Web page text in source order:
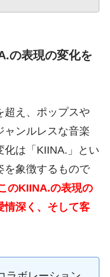
の表現の変化を
超え、ポップスや
ャンルレスな音楽
化は「KIINA.」とい
を象徴するもので
のKIINA.の表現の
情深く、そして客